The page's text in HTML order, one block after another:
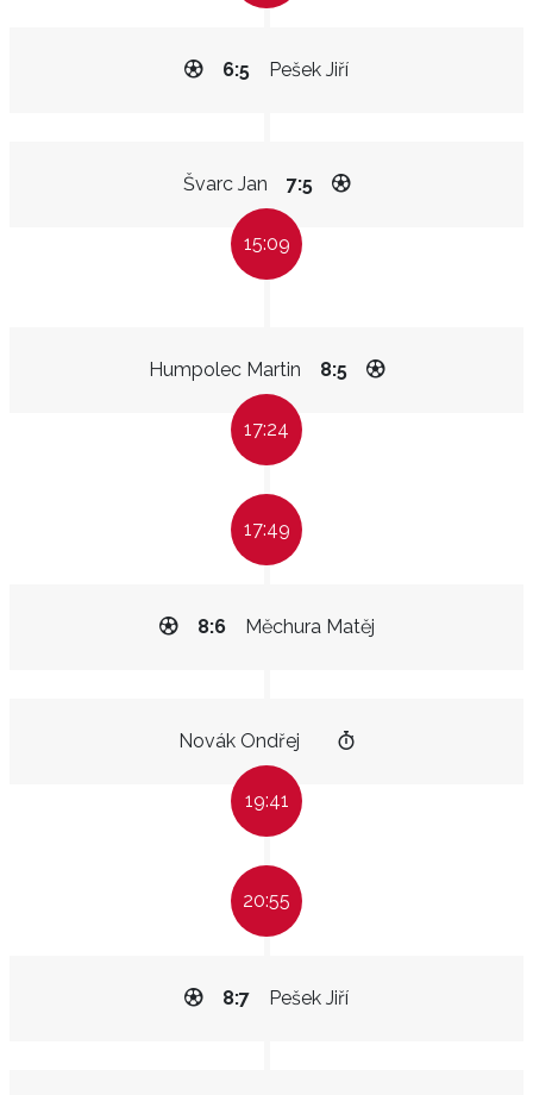
Pešek Jiří
6:5
Švarc Jan 7:5
15:09
Humpolec Martin 8:5
17:24
17:49
Měchura Matěj
8:6
Novák Ondřej
19:41
20:55
Pešek Jiří
8:7